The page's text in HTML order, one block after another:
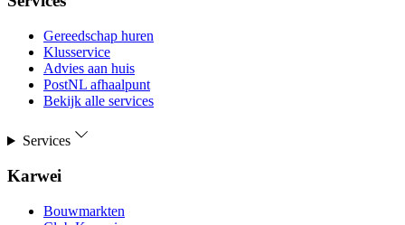
Gereedschap huren
Klusservice
Advies aan huis
PostNL afhaalpunt
Bekijk alle services
Services
Karwei
Bouwmarkten